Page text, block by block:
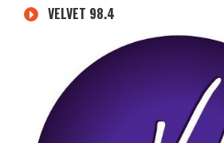
VELVET 98.4